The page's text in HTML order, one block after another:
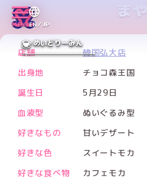
MENUEN／JP
めいどりーみん
まや
PREV
店舗
韓国弘大店
出身地
チョコ森王国
誕生日
5月29日
血液型
ぬいぐるみ型
好きなもの
甘いデザート
好きな色
スイートモカ
好きな食べ物
カフェモカ